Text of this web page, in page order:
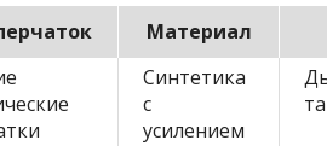
Материал
Синтетика
с
усилением